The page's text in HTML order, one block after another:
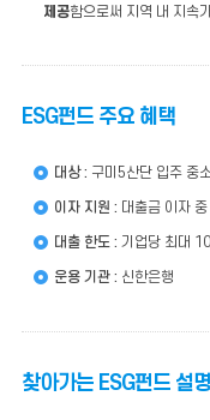
제공함으로써 지역 내 지속
ESG펀드 주요 혜택
대상 : 구미5산단 입주 중
이자 지원 : 대출금 이자
대출 한도 : 기업당 최대
운용 기관 : 신한은행
찾아가는 ESG펀드 설